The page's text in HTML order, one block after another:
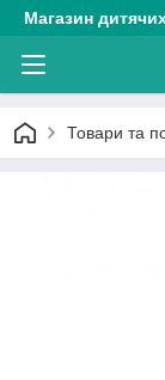
Магазин
Товари та